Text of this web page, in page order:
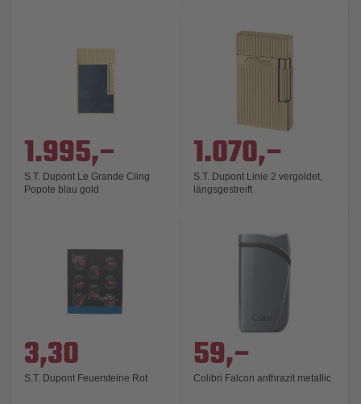
1.995,–
S.T. Dupont Le Grande Cling
Popote blau gold
1.070,–
S.T. Dupont Linie 2 vergoldet,
längsgestreift
3,30
S.T. Dupont Feuersteine Rot 59,–
Colibri Falcon anthrazit metallic